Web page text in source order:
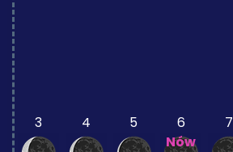
3 4 5
6
Nów
7